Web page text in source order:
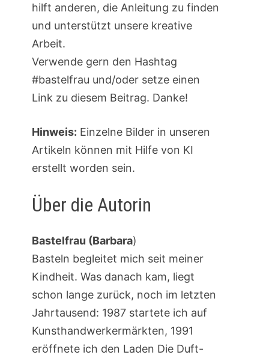
hilft anderen, die Anleitung zu finden
und unterstützt unsere kreative
Arbeit.
Verwende gern den Hashtag
#bastelfrau und/oder setze einen
Link zu diesem Beitrag. Danke!
Hinweis: Einzelne Bilder in unseren
Artikeln können mit Hilfe von KI
erstellt worden sein.
Über die Autorin
Bastelfrau (Barbara)
Basteln begleitet mich seit meiner
Kindheit. Was danach kam, liegt
schon lange zurück, noch im letzten
Jahrtausend: 1987 startete ich auf
Kunsthandwerkermärkten, 1991
eröffnete ich den Laden Die Duft-